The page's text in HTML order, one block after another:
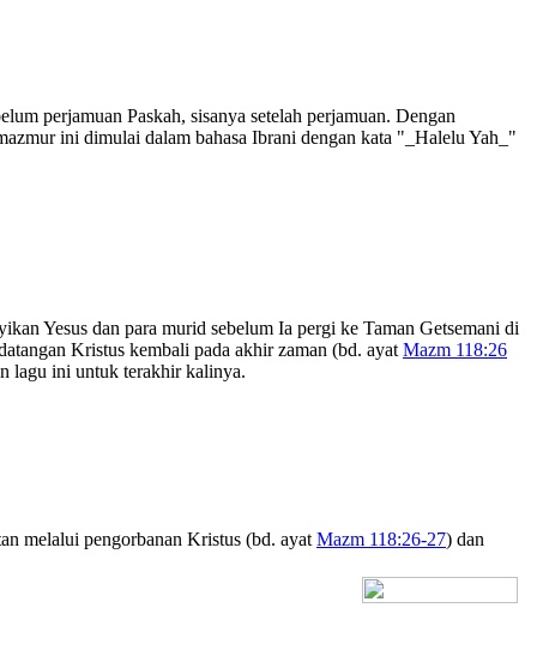
perjamuan Paskah, sisanya setelah perjamuan. Dengan
ini dimulai dalam bahasa Ibrani dengan kata "_Halelu Yah_"
Yesus dan para murid sebelum Ia pergi ke Taman Getsemani di
Kristus kembali pada akhir zaman (bd. ayat Mazm 118:26
lagu ini untuk terakhir kalinya.
melalui pengorbanan Kristus (bd. ayat Mazm 118:26-27) dan